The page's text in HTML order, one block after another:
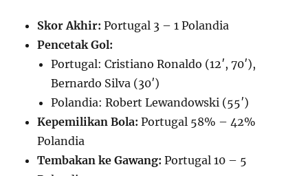
Skor Akhir: Portugal 3 – 1 Polandia
Pencetak Gol:
Portugal: Cristiano Ronaldo (12′, 70′),
Bernardo Silva (30′)
Polandia: Robert Lewandowski (55′)
Kepemilikan Bola: Portugal 58% – 42%
Polandia
Tembakan ke Gawang: Portugal 10 – 5